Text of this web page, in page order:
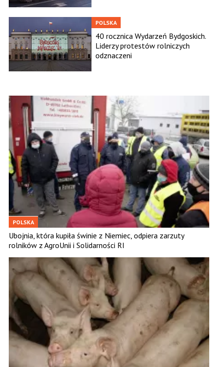
POLSKA
40 rocznica Wydarzeń Bydgoskich.
Liderzy protestów rolniczych
odznaczeni
POLSKA
Ubojnia, która kupiła świnie z Niemiec, odpiera zarzuty
rolników z AgroUnii i Solidarności RI